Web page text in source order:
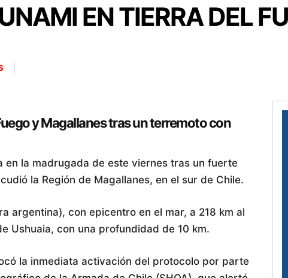
EN TIERRA DEL
y Magallanes tras un terremoto con
en la madrugada de este viernes tras un fuerte
la Región de Magallanes, en el sur de Chile.
argentina), con epicentro en el mar, a 218 km al
Ushuaia, con una profundidad de 10 km.
la inmediata activación del protocolo por parte